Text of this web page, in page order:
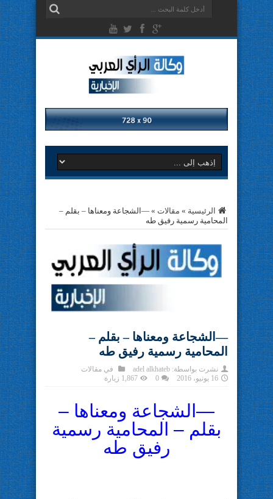
الرئيسية » مقالات » —الشجاعة ومعناها – بقلم –
المحامية رسمية رفيق طه
—الشجاعة ومعناها – بقلم –
المحامية رسمية رفيق طه
نشرت بواسطة: adel alkhateb في مقالات
16 يونيو، 2016
0 1,867 زيارة
—الشجاعة ومعناها –
بقلم – المحامية رسمية
رفيق طه